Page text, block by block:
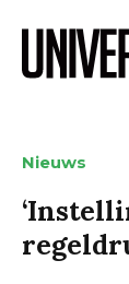
Nieuws